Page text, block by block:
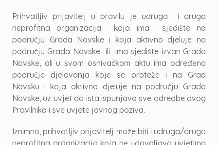
Prihvatljiv prijavitelj u pravilu je udruga i druga
neprofitna organizacija koja ima sjedište na
području Grada Novske i koja aktivno djeluje na
području Grada Novske ili ima sjedište izvan Grada
Novske, ali u svom osnivačkom aktu ima određeno
područje djelovanja koje se proteže i na Grad
Novsku i koja aktivno djeluje na području Grada
Novske, uz uvjet da ista ispunjava sve odredbe ovog
Pravilnika i sve uvjete javnog poziva.
Iznimno, prihvatljiv prijavitelj može biti i udruga/druga
neprofitna organizacija koja ne udovoljava uvjetima